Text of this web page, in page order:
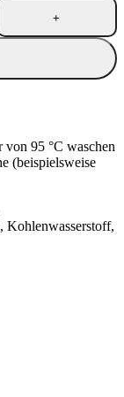
von 95 °C waschen
(beispielsweise
Kohlenwasserstoff,